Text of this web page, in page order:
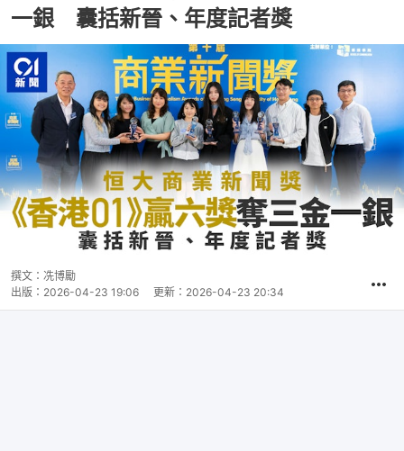
一銀 囊括新晉、年度記者獎
撰文： 冼博勵
出版： 2026-04-23 19:06 更新： 2026-04-23 20:34